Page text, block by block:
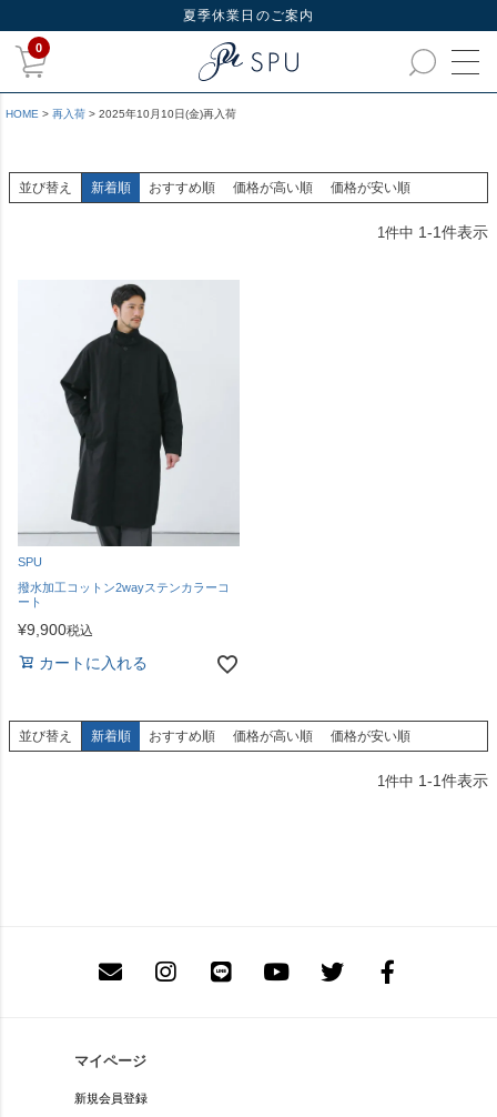
夏季休業日のご案内
0
HOME 再入荷 2025年10月10日(金)再入荷
並び替え 新着順 おすすめ順 価格が高い順 価格が安い順
1件中 1-1件表示
SPU
撥水加工コットン2wayステンカラーコ
ート
¥9,900税込
カートに入れる
並び替え 新着順 おすすめ順 価格が高い順 価格が安い順
1件中 1-1件表示
マイページ
新規会員登録